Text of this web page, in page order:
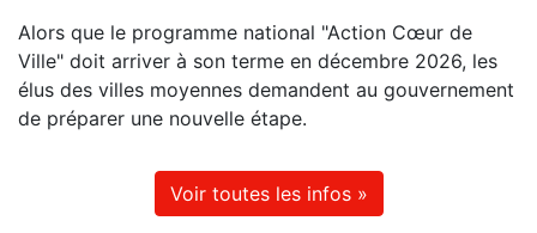
Alors que le programme national "Action Cœur de
Ville" doit arriver à son terme en décembre 2026, les
élus des villes moyennes demandent au gouvernement
de préparer une nouvelle étape.
Voir toutes les infos »